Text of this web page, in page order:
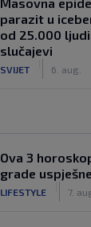
parazit u
od 25.000
slučajevi
SVIJET 6. aug.
Ova 3
grade
LIFESTYLE 7.